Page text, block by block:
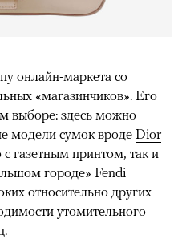
онлайн-маркета со
«магазинчиков». Его
выборе: здесь можно
модели сумок вроде Dior
газетным принтом, так и
городе» Fendi
относительно других
утомительного